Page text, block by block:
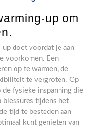
up om
doet voordat je aan
voorkomen. Een
op te warmen, de
te vergroten. Op
fysieke inspanning die
blessures tijdens het
tijd te besteden aan
kunt genieten van